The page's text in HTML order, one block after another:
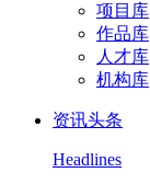
项目库
作品库
人才库
机构库
资讯头条
Headlines